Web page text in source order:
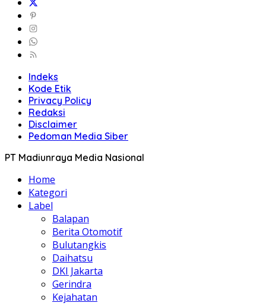
Indeks
Kode Etik
Privacy Policy
Redaksi
Disclaimer
Pedoman Media Siber
PT Madiunraya Media Nasional
Home
Kategori
Label
Balapan
Berita Otomotif
Bulutangkis
Daihatsu
DKI Jakarta
Gerindra
Kejahatan